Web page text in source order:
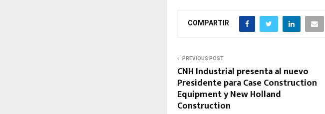
COMPARTIR
PREVIOUS POST
CNH Industrial presenta al nuevo
Presidente para Case Construction
Equipment y New Holland
Construction